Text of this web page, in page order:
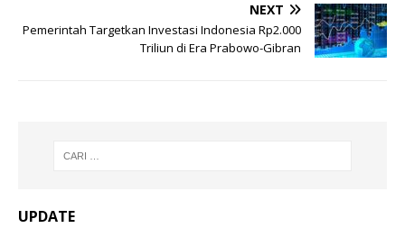
NEXT
Pemerintah Targetkan Investasi Indonesia Rp2.000
Triliun di Era Prabowo-Gibran
UPDATE